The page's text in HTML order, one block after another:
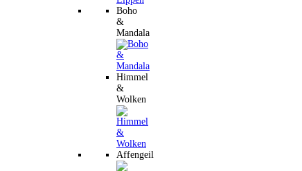
Boho
&
Mandala
Himmel
&
Wolken
Affengeil